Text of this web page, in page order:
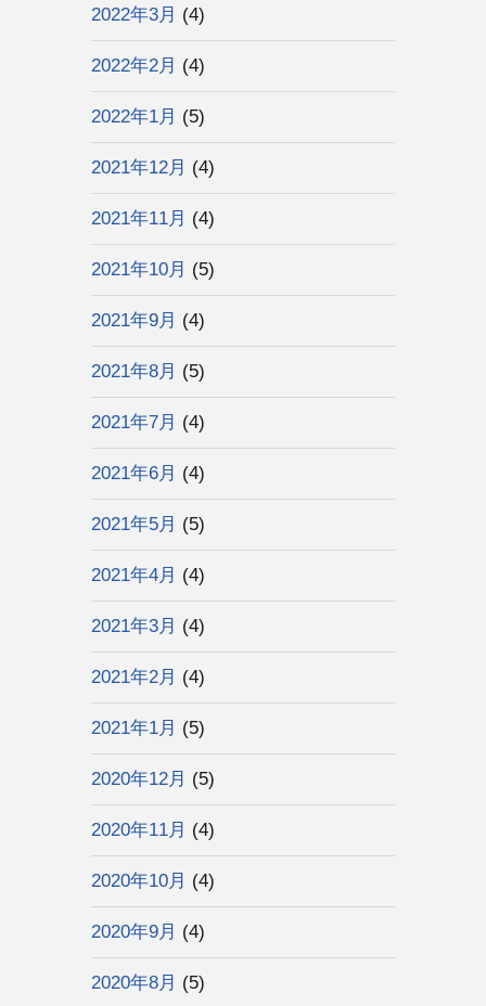
2022年3月 (4)
2022年2月 (4)
2022年1月 (5)
2021年12月 (4)
2021年11月 (4)
2021年10月 (5)
2021年9月 (4)
2021年8月 (5)
2021年7月 (4)
2021年6月 (4)
2021年5月 (5)
2021年4月 (4)
2021年3月 (4)
2021年2月 (4)
2021年1月 (5)
2020年12月 (5)
2020年11月 (4)
2020年10月 (4)
2020年9月 (4)
2020年8月 (5)